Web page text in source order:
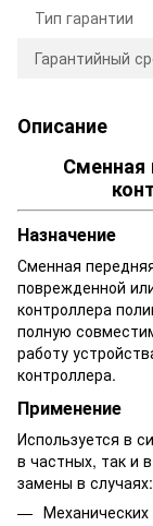
Тип гарантии
Гарантийный
Описание
Сменная
Назначение
Сменная
поврежденной
контроллера
полную
работу
контроллера.
Применение
Используется в
в частных, так и
замены в случаях: